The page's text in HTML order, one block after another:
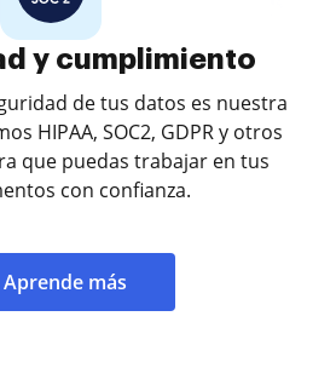
y cumplimiento
de tus datos es nuestra
HIPAA, SOC2, GDPR y otros
que puedas trabajar en tus
con confianza.
Aprende más